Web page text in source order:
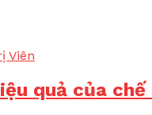
Viên
quả của